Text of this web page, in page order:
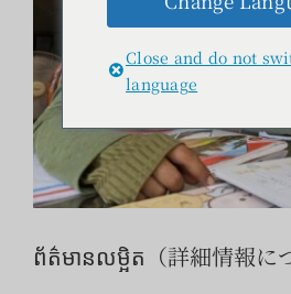
学ぶ
検
索
…
ព័ត៌មានលម្អិត（詳細情報に
Close and do not
language